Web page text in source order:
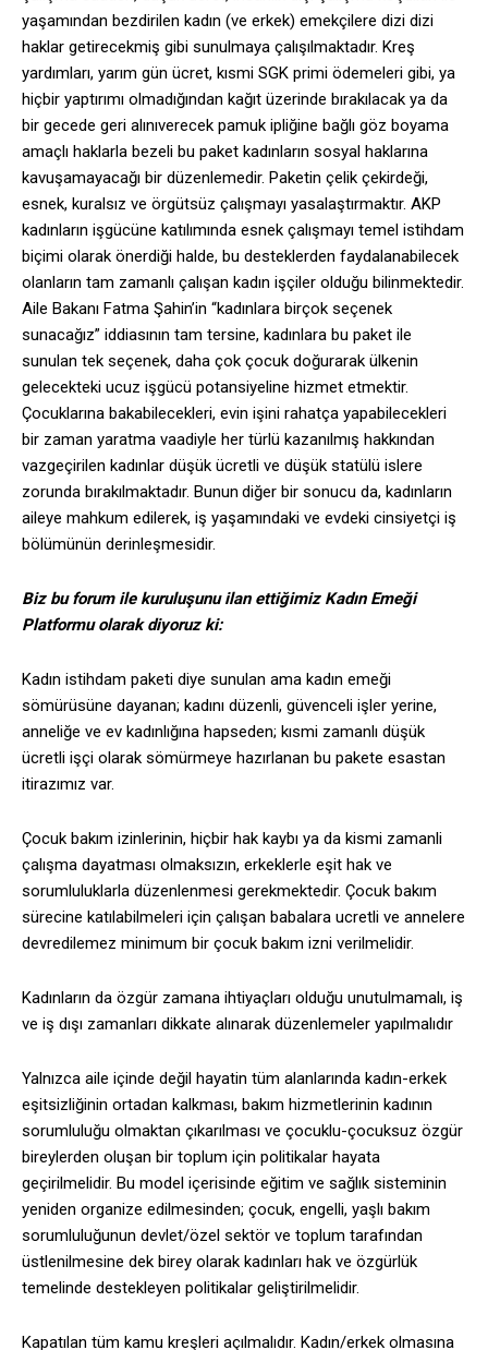
yaşamından bezdirilen kadın (ve erkek) emekçilere dizi dizi
haklar getirecekmiş gibi sunulmaya çalışılmaktadır. Kreş
yardımları, yarım gün ücret, kısmi SGK primi ödemeleri gibi, ya
hiçbir yaptırımı olmadığından kağıt üzerinde bırakılacak ya da
bir gecede geri alınıverecek pamuk ipliğine bağlı göz boyama
amaçlı haklarla bezeli bu paket kadınların sosyal haklarına
kavuşamayacağı bir düzenlemedir. Paketin çelik çekirdeği,
esnek, kuralsız ve örgütsüz çalışmayı yasalaştırmaktır. AKP
kadınların işgücüne katılımında esnek çalışmayı temel istihdam
biçimi olarak önerdiği halde, bu desteklerden faydalanabilecek
olanların tam zamanlı çalışan kadın işçiler olduğu bilinmektedir.
Aile Bakanı Fatma Şahin’in “kadınlara birçok seçenek
sunacağız” iddiasının tam tersine, kadınlara bu paket ile
sunulan tek seçenek, daha çok çocuk doğurarak ülkenin
gelecekteki ucuz işgücü potansiyeline hizmet etmektir.
Çocuklarına bakabilecekleri, evin işini rahatça yapabilecekleri
bir zaman yaratma vaadiyle her türlü kazanılmış hakkından
vazgeçirilen kadınlar düşük ücretli ve düşük statülü islere
zorunda bırakılmaktadır. Bunun diğer bir sonucu da, kadınların
aileye mahkum edilerek, iş yaşamındaki ve evdeki cinsiyetçi iş
bölümünün derinleşmesidir.
Biz bu forum ile kuruluşunu ilan ettiğimiz Kadın Emeği
Platformu olarak diyoruz ki:
Kadın istihdam paketi diye sunulan ama kadın emeği
sömürüsüne dayanan; kadını düzenli, güvenceli işler yerine,
anneliğe ve ev kadınlığına hapseden; kısmi zamanlı düşük
ücretli işçi olarak sömürmeye hazırlanan bu pakete esastan
itirazımız var.
Çocuk bakım izinlerinin, hiçbir hak kaybı ya da kismi zamanli
çalışma dayatması olmaksızın, erkeklerle eşit hak ve
sorumluluklarla düzenlenmesi gerekmektedir. Çocuk bakım
sürecine katılabilmeleri için çalışan babalara ucretli ve annelere
devredilemez minimum bir çocuk bakım izni verilmelidir.
Kadınların da özgür zamana ihtiyaçları olduğu unutulmamalı, iş
ve iş dışı zamanları dikkate alınarak düzenlemeler yapılmalıdır
Yalnızca aile içinde değil hayatin tüm alanlarında kadın-erkek
eşitsizliğinin ortadan kalkması, bakım hizmetlerinin kadının
sorumluluğu olmaktan çıkarılması ve çocuklu-çocuksuz özgür
bireylerden oluşan bir toplum için politikalar hayata
geçirilmelidir. Bu model içerisinde eğitim ve sağlık sisteminin
yeniden organize edilmesinden; çocuk, engelli, yaşlı bakım
sorumluluğunun devlet/özel sektör ve toplum tarafından
üstlenilmesine dek birey olarak kadınları hak ve özgürlük
temelinde destekleyen politikalar geliştirilmelidir.
Kapatılan tüm kamu kreşleri açılmalıdır. Kadın/erkek olmasına